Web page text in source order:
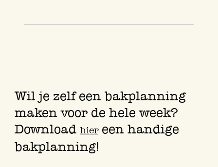
Wil je zelf een bakplanning
maken voor de hele week?
Download hiereen handige
bakplanning!